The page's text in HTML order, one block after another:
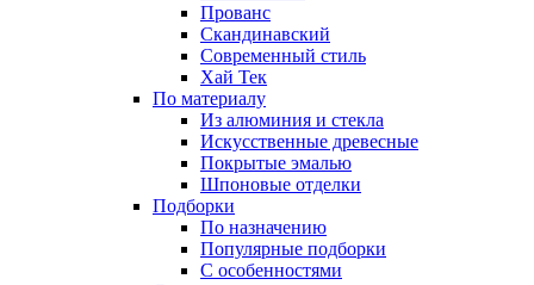
Прованс
Скандинавский
Современный стиль
Хай Тек
По материалу
Из алюминия и стекла
Искусственные древесные
Покрытые эмалью
Шпоновые отделки
Подборки
По назначению
Популярные подборки
С особенностями